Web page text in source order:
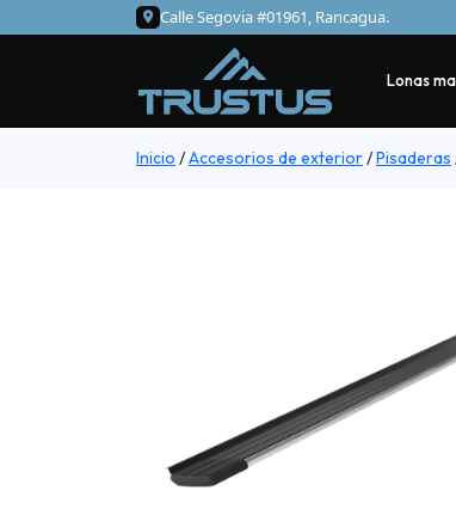
Calle Segovia #01961, Rancagua.
Lonas
Inicio /Accesorios de exterior/Pisaderas